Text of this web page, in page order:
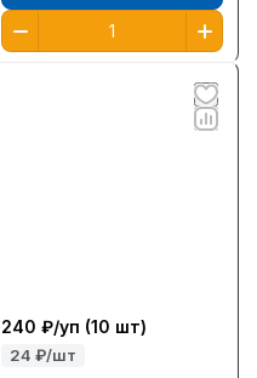
240 ₽/уп (10 шт)
24 ₽/шт